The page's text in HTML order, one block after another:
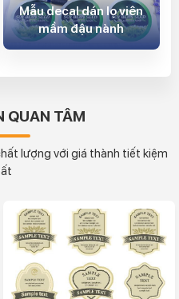
Mẫu decal dán lọ viên
mầm đậu nành
QUAN TÂM
lượng với giá thành tiết kiệm